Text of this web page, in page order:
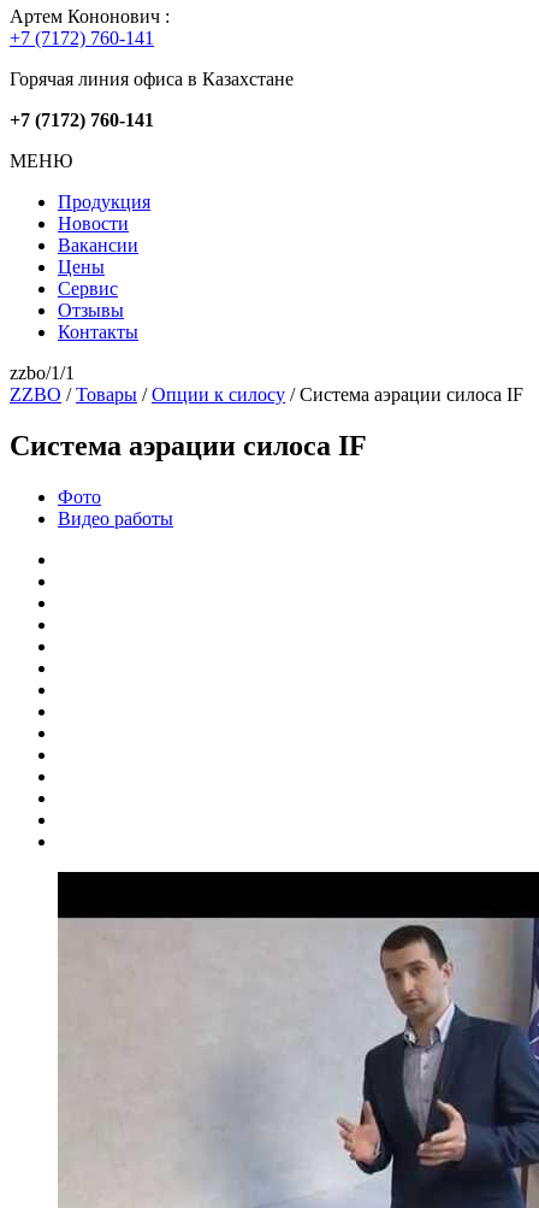
Артем Кононович :
+7 (7172) 760-141
Горячая линия офиса в Казахстане
+7 (7172) 760-141
МЕНЮ
Продукция
Новости
Вакансии
Цены
Сервис
Отзывы
Контакты
zzbo/1/1
ZZBO /Товары /Опции к силосу /Система аэрации силоса IF
Система аэрации силоса IF
Фото
Видео работы